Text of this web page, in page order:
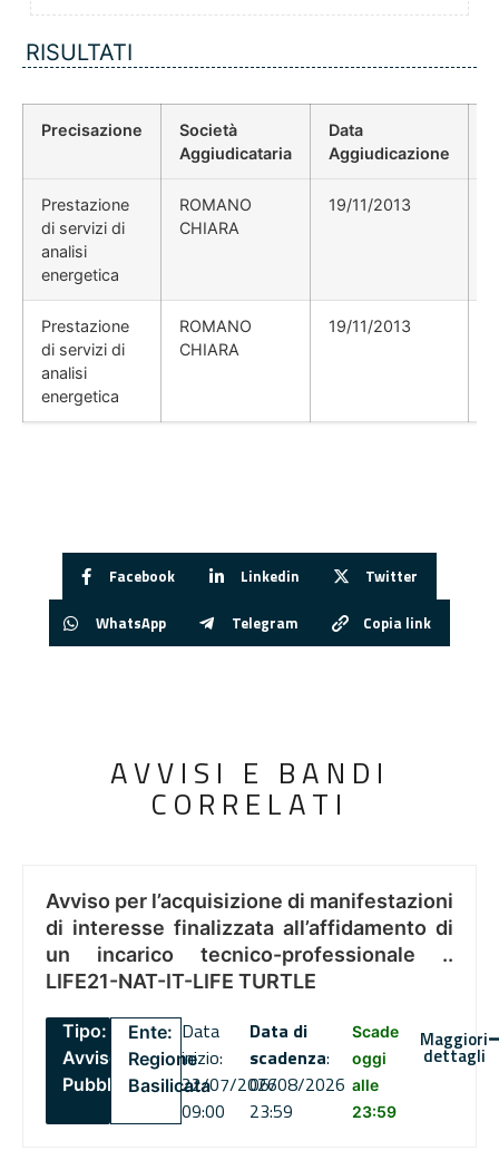
RISULTATI
Precisazione
Società
Aggiudicataria
Data
Aggiudicazione
Prestazione
di servizi di
analisi
energetica
ROMANO
CHIARA
19/11/2013
Prestazione
di servizi di
analisi
energetica
ROMANO
CHIARA
19/11/2013
Facebook Linkedin Twitter
WhatsApp Telegram Copia link
AVVISI E BANDI
CORRELATI
Avviso per l’acquisizione di manifestazioni
di interesse finalizzata all’affidamento di
un incarico tecnico-professionale ..
LIFE21-NAT-IT-LIFE TURTLE
Tipo:
Avviso
Pubblico
Ente:
Regione
Basilicata
Data
inizio:
22/07/2026
09:00
Data di
scadenza:
06/08/2026
23:59
Scade
oggi
alle
23:59
Maggiori
dettagli